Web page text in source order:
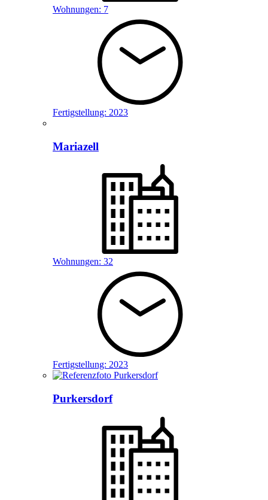
Wohnungen: 7
Fertigstellung: 2023
Mariazell
Wohnungen: 32
Fertigstellung: 2023
Purkersdorf